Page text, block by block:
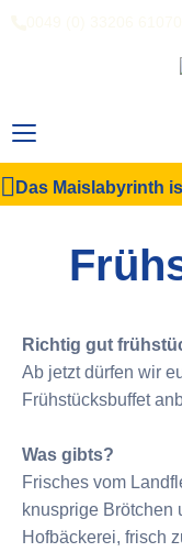
Das Maislabyrinth
Richtig gut
Ab jetzt dürfen wir
Frühstücksbuffet
Was gibts?
Frisches vom
knusprige Brötchen
Hofbäckerei, frisch